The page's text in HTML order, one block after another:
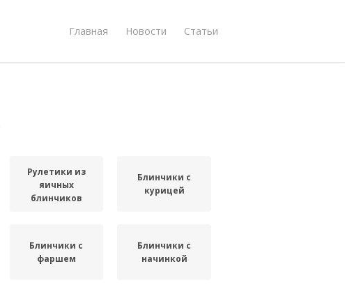
Главная Новости Статьи
Рулетики из
яичных
блинчиков
Блинчики с
курицей
Блинчики с
фаршем
Блинчики с
начинкой